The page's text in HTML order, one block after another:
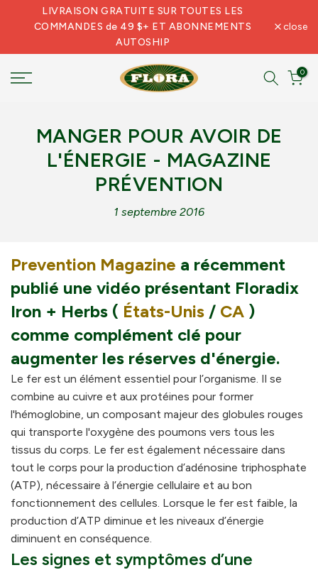
content
LIVRAISON GRATUITE SUR TOUTES LES
COMMANDES de 49 $+ ET ABONNEMENTS
AUTOSHIP
close
0
MANGER POUR AVOIR DE
L'ÉNERGIE - MAGAZINE
PRÉVENTION
1 septembre 2016
Prevention Magazine a récemment
publié une vidéo présentant Floradix
Iron + Herbs ( États-Unis / CA )
comme complément clé pour
augmenter les réserves d'énergie.
Le fer est un élément essentiel pour l’organisme. Il se
combine au cuivre et aux protéines pour former
l'hémoglobine, un composant majeur des globules rouges
qui transporte l'oxygène des poumons vers tous les
tissus du corps. Le fer est également nécessaire dans
tout le corps pour la production d’adénosine triphosphate
(ATP), nécessaire à l’énergie cellulaire et au bon
fonctionnement des cellules. Lorsque le fer est faible, la
production d’ATP diminue et les niveaux d’énergie
diminuent en conséquence.
Les signes et symptômes d’une